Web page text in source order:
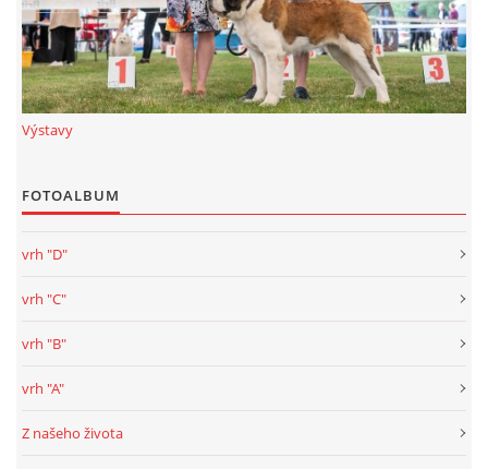
Výstavy
FOTOALBUM
vrh "D"
vrh "C"
vrh "B"
vrh "A"
Z našeho života